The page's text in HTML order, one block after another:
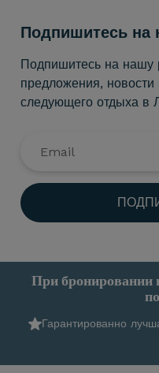
Подпишитесь на
Подпишитесь на нашу
предложения,
следующего отдыха в
При бронировании
Гарантированно